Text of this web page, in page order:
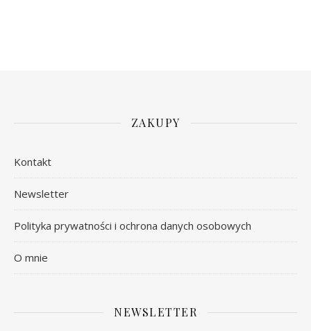
ZAKUPY
Kontakt
Newsletter
Polityka prywatności i ochrona danych osobowych
O mnie
NEWSLETTER